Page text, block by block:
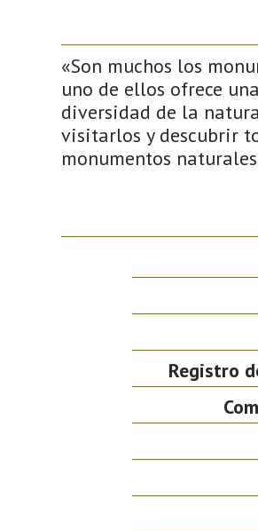
«Son muchos los
uno de ellos ofrece
diversidad de la
visitarlos y descubrir
monumentos
Registro